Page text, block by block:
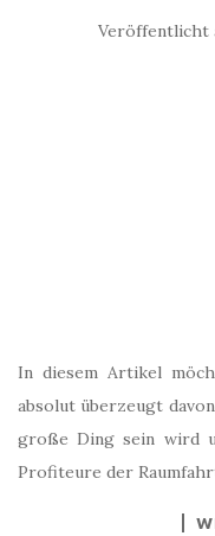
Veröffentlicht
In diesem Artikel
absolut überzeugt
große Ding sein wird
Profiteure der